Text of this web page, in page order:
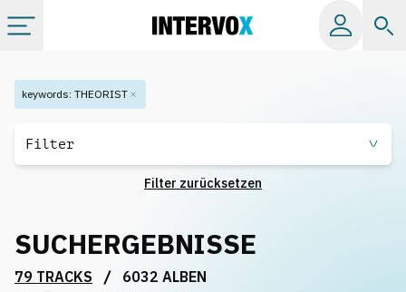
Kategorien
Playlists
keywords: THEORIST
Filter
Filter zurücksetzen
SUCHERGEBNISSE
79 TRACKS / 6032 ALBEN